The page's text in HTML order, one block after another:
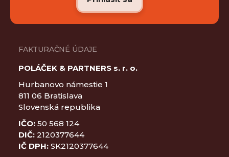
FAKTURAČNÉ ÚDAJE
POLÁČEK & PARTNERS s. r. o.
Hurbanovo námestie 1
811 06 Bratislava
Slovenská republika
IČO: 50 568 124
DIČ: 2120377644
IČ DPH: SK2120377644